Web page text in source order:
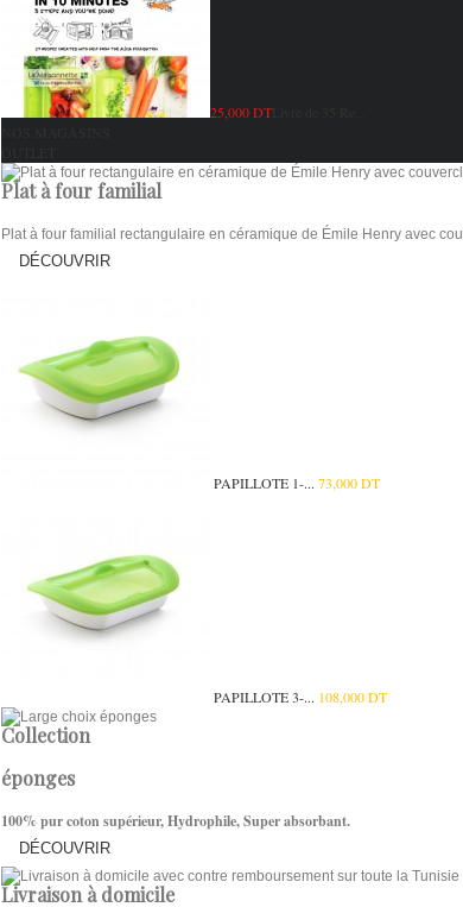
25,000 DT
Plat à four familial
Plat à four familial rectangulaire en céramique de Émile Henry avec
DÉCOUVRIR
PAPILLOTE 1-... 73,000 DT
PAPILLOTE 3-... 108,000 DT
Collection
éponges
100% pur coton supérieur, Hydrophile, Super absorbant.
DÉCOUVRIR
Livraison à domicile